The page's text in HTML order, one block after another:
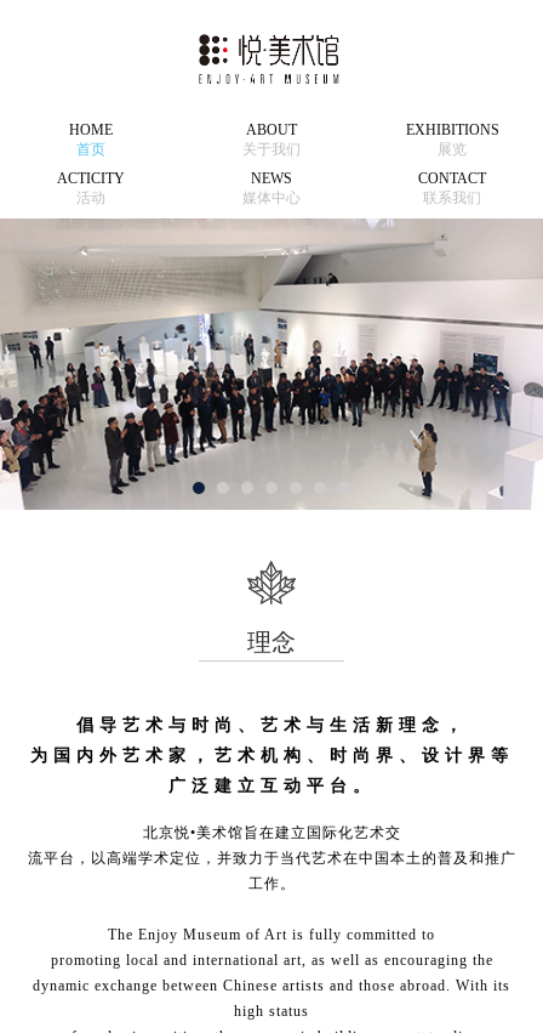
HOME
首页
ABOUT
关于我们
EXHIBITIONS
展览
ACTICITY
活动
NEWS
媒体中心
CONTACT
联系我们
理念
倡导艺术与时尚、艺术与生活新理念，
为国内外艺术家，艺术机构、时尚界、设计界等
广泛建立互动平台。
北京悦•美术馆旨在建立国际化艺术交
流平台，以高端学术定位，并致力于当代艺术在中国本土的普及和推广
工作。
The Enjoy Museum of Art is fully committed to
promoting local and international art, as well as encouraging the
dynamic exchange between Chinese artists and those abroad. With its
high status